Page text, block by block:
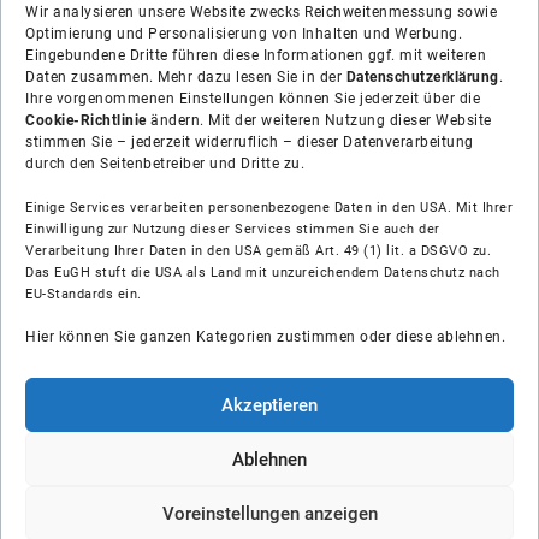
Wir analysieren unsere Website zwecks Reichweitenmessung sowie
Optimierung und Personalisierung von Inhalten und Werbung.
Eingebundene Dritte führen diese Informationen ggf. mit weiteren
Daten zusammen. Mehr dazu lesen Sie in der Datenschutzerklärung.
Ihre vorgenommenen Einstellungen können Sie jederzeit über die
Cookie-Richtlinieändern. Mit der weiteren Nutzung dieser Website
stimmen Sie – jederzeit widerruflich – dieser Datenverarbeitung
durch den Seitenbetreiber und Dritte zu.
Einige Services verarbeiten personenbezogene Daten in den USA. Mit Ihrer
Einwilligung zur Nutzung dieser Services stimmen Sie auch der
Verarbeitung Ihrer Daten in den USA gemäß Art. 49 (1) lit. a DSGVO zu.
Das EuGH stuft die USA als Land mit unzureichendem Datenschutz nach
EU-Standards ein.
Hier können Sie ganzen Kategorien zustimmen oder diese ablehnen.
Akzeptieren
Ablehnen
Voreinstellungen anzeigen
Über uns
Soziale Medien